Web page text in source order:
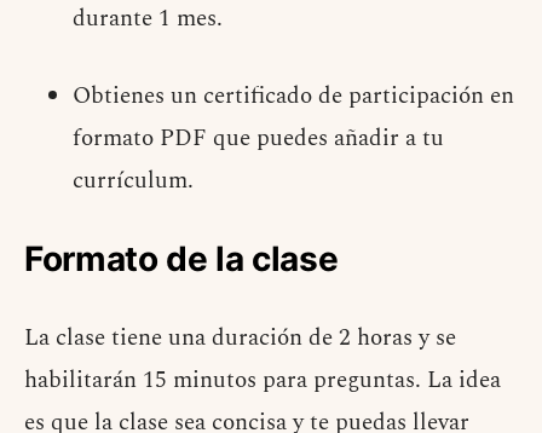
durante 1 mes.
Obtienes un certificado de participación en
formato PDF que puedes añadir a tu
currículum.
Formato de la clase
La clase tiene una duración de 2 horas y se
habilitarán 15 minutos para preguntas. La idea
es que la clase sea concisa y te puedas llevar